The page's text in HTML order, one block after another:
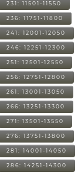
231: 11501-11550
236: 11751-11800
241: 12001-12050
246: 12251-12300
251: 12501-12550
256: 12751-12800
261: 13001-13050
266: 13251-13300
271: 13501-13550
276: 13751-13800
281: 14001-14050
286: 14251-14300